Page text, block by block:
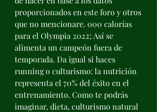
proporcionados en este foro y otros
que no mencionare. 000 calorías
para el Olympia 2022; Así se
alimenta un campeón fuera de
temporada. Da igual si haces
running o culturismo: la nutrición
representa el 70% del éxito en el
entrenamiento. Como te podrás
imaginar, dieta, culturismo natural